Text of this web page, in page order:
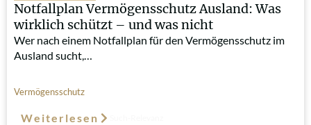
Notfallplan Vermögensschutz Ausland: Was
wirklich schützt – und was nicht
Wer nach einem Notfallplan für den Vermögensschutz im
Ausland sucht,…
Vermögensschutz
Weiterlesen